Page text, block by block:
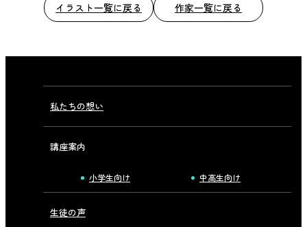
イラスト一覧に戻る 作家一覧に戻る
私たちの想い
講座案内
小学生向け 中高生向け
生徒の声